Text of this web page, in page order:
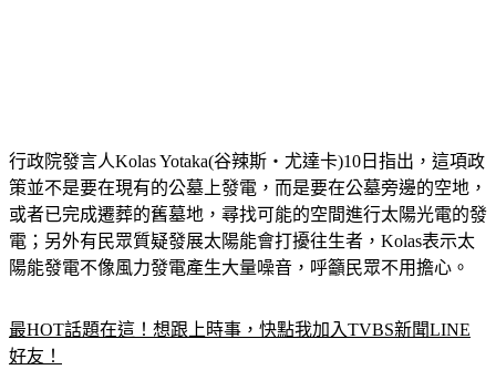
行政院發言人Kolas Yotaka(谷辣斯‧尤達卡)10日指出，這項政
策並不是要在現有的公墓上發電，而是要在公墓旁邊的空地，
或者已完成遷葬的舊墓地，尋找可能的空間進行太陽光電的發
電；另外有民眾質疑發展太陽能會打擾往生者，Kolas表示太
陽能發電不像風力發電產生大量噪音，呼籲民眾不用擔心。
最HOT話題在這！想跟上時事，快點我加入TVBS新聞LINE
好友！